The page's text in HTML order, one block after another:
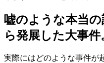
嘘のような本当
ら発展した大事件
実際にはどのような事件が